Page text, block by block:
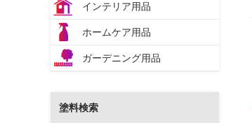
インテリア用品
ホームケア用品
ガーデニング用品
塗料検索